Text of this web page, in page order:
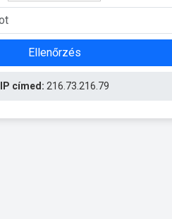
Ellenőrzés
IP címed: 216.73.216.79